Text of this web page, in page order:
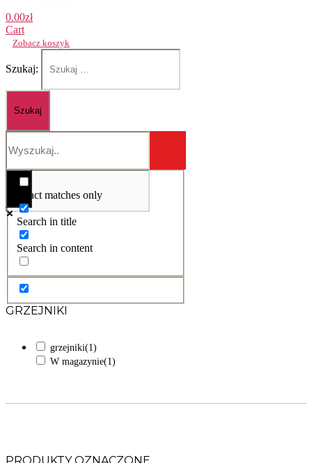
0.00zł
Cart
Zobacz koszyk
Szukaj:
Exact matches only
Search in title
Search in content
GRZEJNIKI
grzejniki(1)
W magazynie(1)